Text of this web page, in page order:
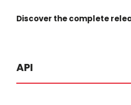
Discover the complete
API